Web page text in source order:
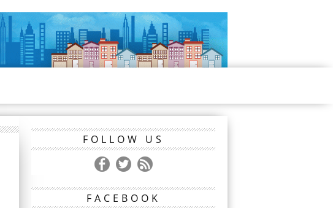
FOLLOW US
FACEBOOK